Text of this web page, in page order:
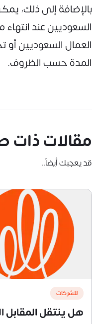
بالإضافة إلى ذلك،
السعوديين عند انتهاء
العمال السعوديين أو
المدة حسب الظروف.
مقالات ذات
قد يعجبك أيضاً..
للشركات
هل ينتقل المقابل